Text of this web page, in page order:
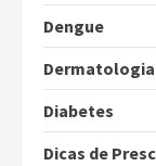
Dengue
Dermatologia
Diabetes
Dicas de